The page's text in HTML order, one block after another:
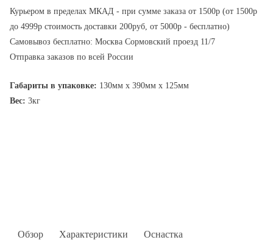
Курьером в пределах МКАД - при сумме заказа от 1500р (от 1500р
до 4999р стоимость доставки 200руб, от 5000р - бесплатно)
Самовывоз бесплатно: Москва Сормовский проезд 11/7
Отправка заказов по всей России
Габариты в упаковке: 130мм x 390мм x 125мм
Вес: 3кг
Обзор Характеристики
Оснастка